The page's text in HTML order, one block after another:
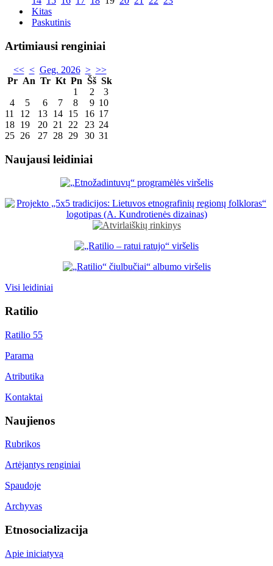
Kitas
Paskutinis
Artimiausi renginiai
<< < Geg. 2026 > >>
Pr An Tr Kt Pn Šš Sk
1
2
3
4
5 6 7 8 9 10
11
12 13 14 15 16 17
18 19 20 21 22 23 24
25 26 27 28 29 30 31
Naujausi leidiniai
Visi leidiniai
Ratilio
Ratilio 55
Parama
Atributika
Kontaktai
Naujienos
Rubrikos
Artėjantys renginiai
Spaudoje
Archyvas
Etnosocializacija
Apie iniciatyvą